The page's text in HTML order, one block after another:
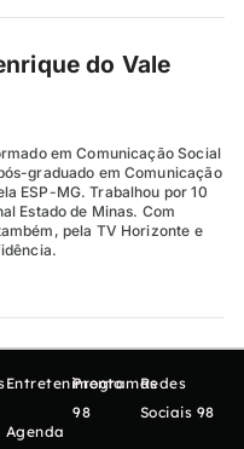
do Vale
em Comunicação Social
graduado em Comunicação
ESP-MG. Trabalhou por 10
Estado de Minas. Com
pela TV Horizonte e
Entretenimento
Agenda
Programas
98
Redes
Sociais 98